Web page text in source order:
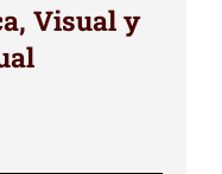
Visual y